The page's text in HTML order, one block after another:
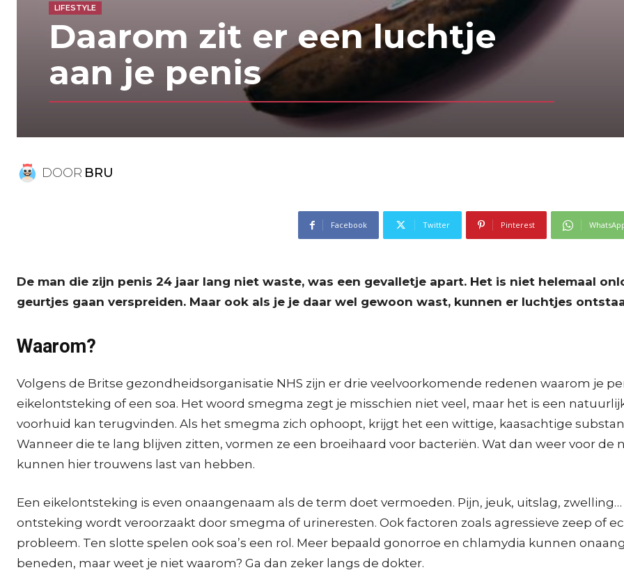
LIFESTYLE
Daarom zit er een luchtje
aan je penis
DOOR BRU
Facebook Twitter Pinterest
De man die zijn penis 24 jaar lang niet waste, was een gevalletje apart. Het is niet helemaal
geurtjes gaan verspreiden. Maar ook als je je daar wel gewoon wast, kunnen er luchtjes
Waarom?
Volgens de Britse gezondheidsorganisatie NHS zijn er drie veelvoorkomende redenen waarom je
eikelontsteking of een soa. Het woord smegma zegt je misschien niet veel, maar het is een
voorhuid kan terugvinden. Als het smegma zich ophoopt, krijgt het een wittige, kaasachtige
Wanneer die te lang blijven zitten, vormen ze een broeihaard voor bacteriën. Wat dan weer voor de
kunnen hier trouwens last van hebben.
Een eikelontsteking is even onaangenaam als de term doet vermoeden. Pijn, jeuk, uitslag,
ontsteking wordt veroorzaakt door smegma of urineresten. Ook factoren zoals agressieve zeep of
probleem. Ten slotte spelen ook soa’s een rol. Meer bepaald gonorroe en chlamydia kunnen
beneden, maar weet je niet waarom? Ga dan zeker langs de dokter.